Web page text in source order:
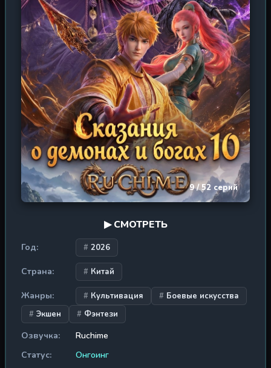
этапы восхождения. Впереди — опасное путешествие в
Уюань, где скрыты древние секреты, способные
перевернуть судьбу всего континента. Сможет ли Цинь
Нань защитить тех, кто ему дорог, и разгадать загадку
своего происхождения? Ведь за внешней борьбой за
ресурсы и звания кроется куда более мрачная тайна,
угрожающая самому существованию сект. Этот сериал
погружает зрителя в атмосферу восточного фэнтези,
где культивация духа, древние боевые техники и
политические интриги сплетаются в единый клубок
судьбы, ведущий героя к вершинам величия или к
бездне забвения.
9 / 52 серий
▶ СМОТРЕТЬ
Год: 2026
Страна: Китай
Жанры: Культивация
Боевые искусства
Экшен
Фэнтези
Озвучка:
Ruchime
Статус:
Онгоинг